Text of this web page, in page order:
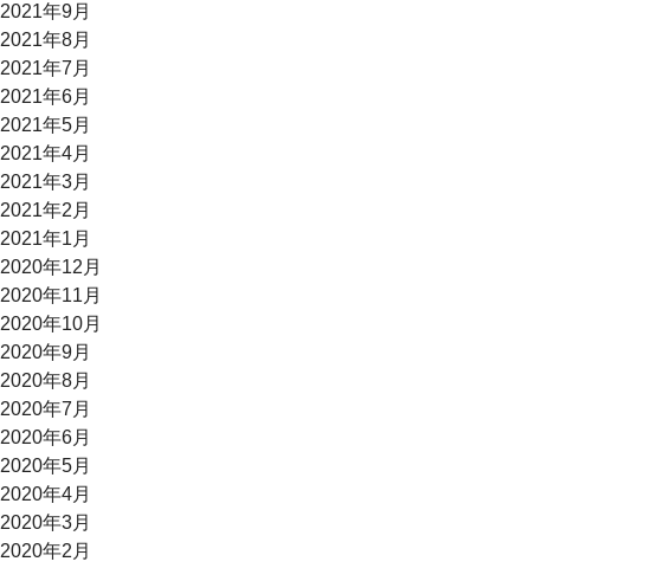
2021年9月
2021年8月
2021年7月
2021年6月
2021年5月
2021年4月
2021年3月
2021年2月
2021年1月
2020年12月
2020年11月
2020年10月
2020年9月
2020年8月
2020年7月
2020年6月
2020年5月
2020年4月
2020年3月
2020年2月